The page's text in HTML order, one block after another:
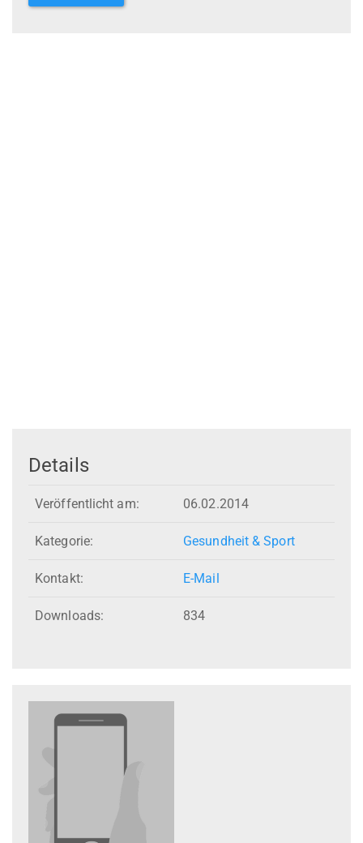
Details
Veröffentlicht am: 06.02.2014
Kategorie: Gesundheit & Sport
Kontakt: E-Mail
Downloads: 834